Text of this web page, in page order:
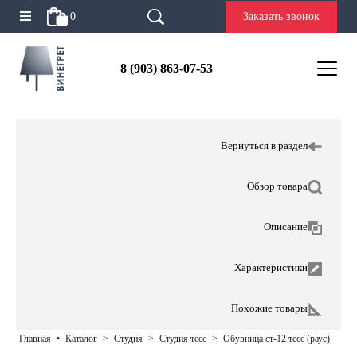
0 Заказать звонок
8 (903) 863-07-53
Вернуться в раздел
Обзор товара
Описание
Характеристики
Похожие товары
главная • каталог > студия > студия тесс > обувница ст-12 тесс (раус)